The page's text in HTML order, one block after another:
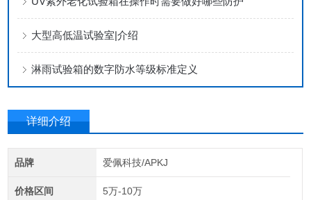
大型高低温试验室|介绍
淋雨试验箱的数字防水等级标准定义
详细介绍
品牌 爱佩科技/APKJ
价格区间 5万-10万